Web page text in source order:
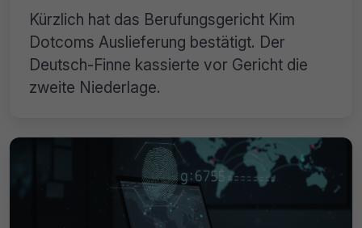
Kürzlich hat das Berufungsgericht Kim
Dotcoms Auslieferung bestätigt. Der
Deutsch-Finne kassierte vor Gericht die
zweite Niederlage.